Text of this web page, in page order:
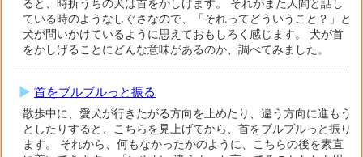
ると、時折うちの犬は首をかしげます。 それがまた人間と話し
ている時のようなしぐさなので、「それってどういうこと？」と
犬が問いかけているように思えておもしろく感じます。 犬が首
をかしげることにどんな意味があるのか、調べてみました。
首をブルブルっと振る
散歩中に、愛犬が行きたがる方向を止めたり、違う方向に進もう
としたりすると、こちらを見上げてから、首をブルブルっと振り
ます。 それから、何もなかったかのように、こちらの後を素直